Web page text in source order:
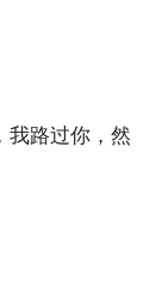
我路过你，然